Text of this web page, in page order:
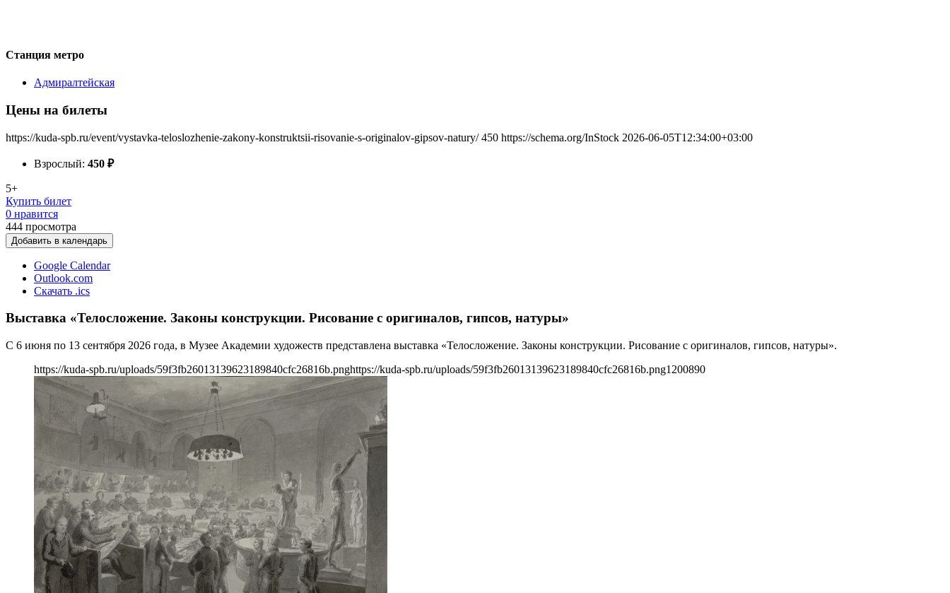
Станция метро
Адмиралтейская
Цены на билеты
https://kuda-spb.ru/event/vystavka-teloslozhenie-zakony-konstruktsii-risovanie-s-originalov-gipsov-natury/ 450 https://schema.org/InStock 2026-06-05T12:34:00+03:00
Взрослый: 450 ₽
5+
Купить билет
0 нравится
444 просмотра
Добавить в календарь
Google Calendar
Outlook.com
Скачать .ics
Выставка «Телосложение. Законы конструкции. Рисование с оригиналов, гипсов, натуры»
С 6 июня по 13 сентября 2026 года, в Музее Академии художеств представлена выставка «Телосложение. Законы конструкции. Рисование с оригиналов, гипсов, натуры».
https://kuda-spb.ru/uploads/59f3fb26013139623189840cfc26816b.pnghttps://kuda-spb.ru/uploads/59f3fb26013139623189840cfc26816b.png1200890